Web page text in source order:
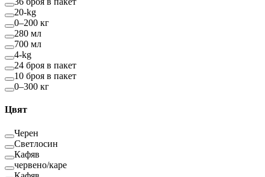
20-kg
0–200 кг
280 мл
700 мл
4-kg
24 броя в пакет
10 броя в пакет
0–300 кг
Цвят
Черен
Светлосин
Кафяв
червено/каре